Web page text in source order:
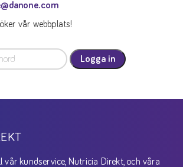
vår webbplats!
Logga in
vår kundservice, Nutricia Direkt, och våra